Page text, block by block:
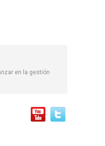
en la gestión